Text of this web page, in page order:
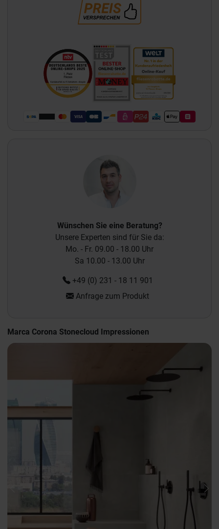
Wünschen Sie eine Beratung?
Unsere Experten sind für Sie da:
Mo. - Fr. 09.00 - 18.00 Uhr
Sa 10.00 - 13.00 Uhr
+49 (0) 231 - 18 11 901
Anfrage zum Produkt
Marca Corona Stonecloud Impressionen
Previous